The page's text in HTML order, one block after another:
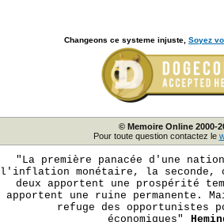
Changeons ce systeme injuste, Soyez
© Memoire Online 2000-
Pour toute question contactez le
"La première panacée d'une
l'inflation monétaire, la seconde,
deux apportent une prospérité
apportent une ruine permanente.
refuge des opportunistes
économiques"